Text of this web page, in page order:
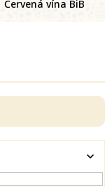
Červená vína BiB